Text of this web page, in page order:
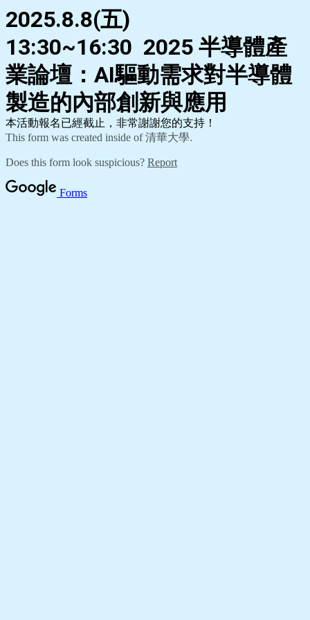
2025.8.8(五)
13:30~16:30 2025 半導體產
業論壇 ： AI驅動需求對半導體
製造的內部創新與應用
本活動報名已經截止，非常謝謝您的支持！
This form was created inside of 清華大學.
Does this form look suspicious? Report
Forms